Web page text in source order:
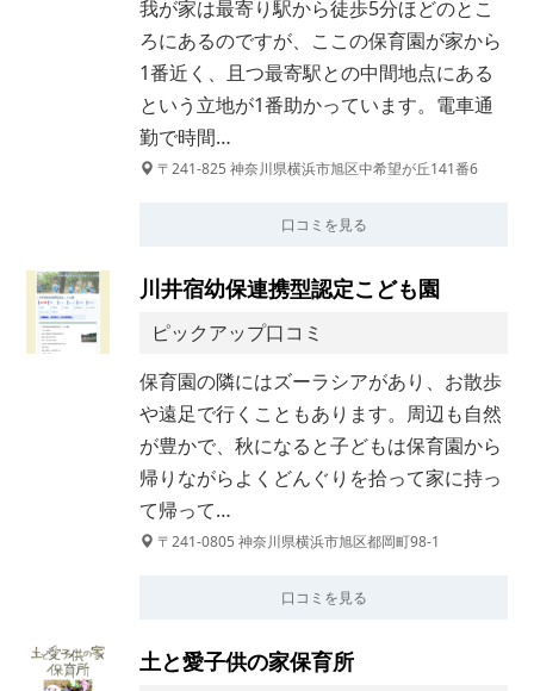
我が家は最寄り駅から徒歩5分ほどのとこ
ろにあるのですが、ここの保育園が家から
1番近く、且つ最寄駅との中間地点にある
という立地が1番助かっています。電車通
勤で時間…
〒241-825 神奈川県横浜市旭区中希望が丘141番6
口コミを見る
川井宿幼保連携型認定こども園
ピックアップ口コミ
保育園の隣にはズーラシアがあり、お散歩
や遠足で行くこともあります。周辺も自然
が豊かで、秋になると子どもは保育園から
帰りながらよくどんぐりを拾って家に持っ
て帰って…
〒241-0805 神奈川県横浜市旭区都岡町98-1
口コミを見る
土と愛子供の家保育所